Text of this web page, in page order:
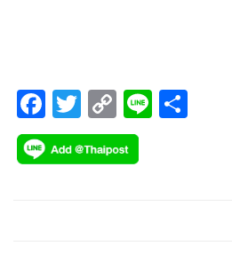
F
ac
e
T
wi
tt
C
o
p
Li